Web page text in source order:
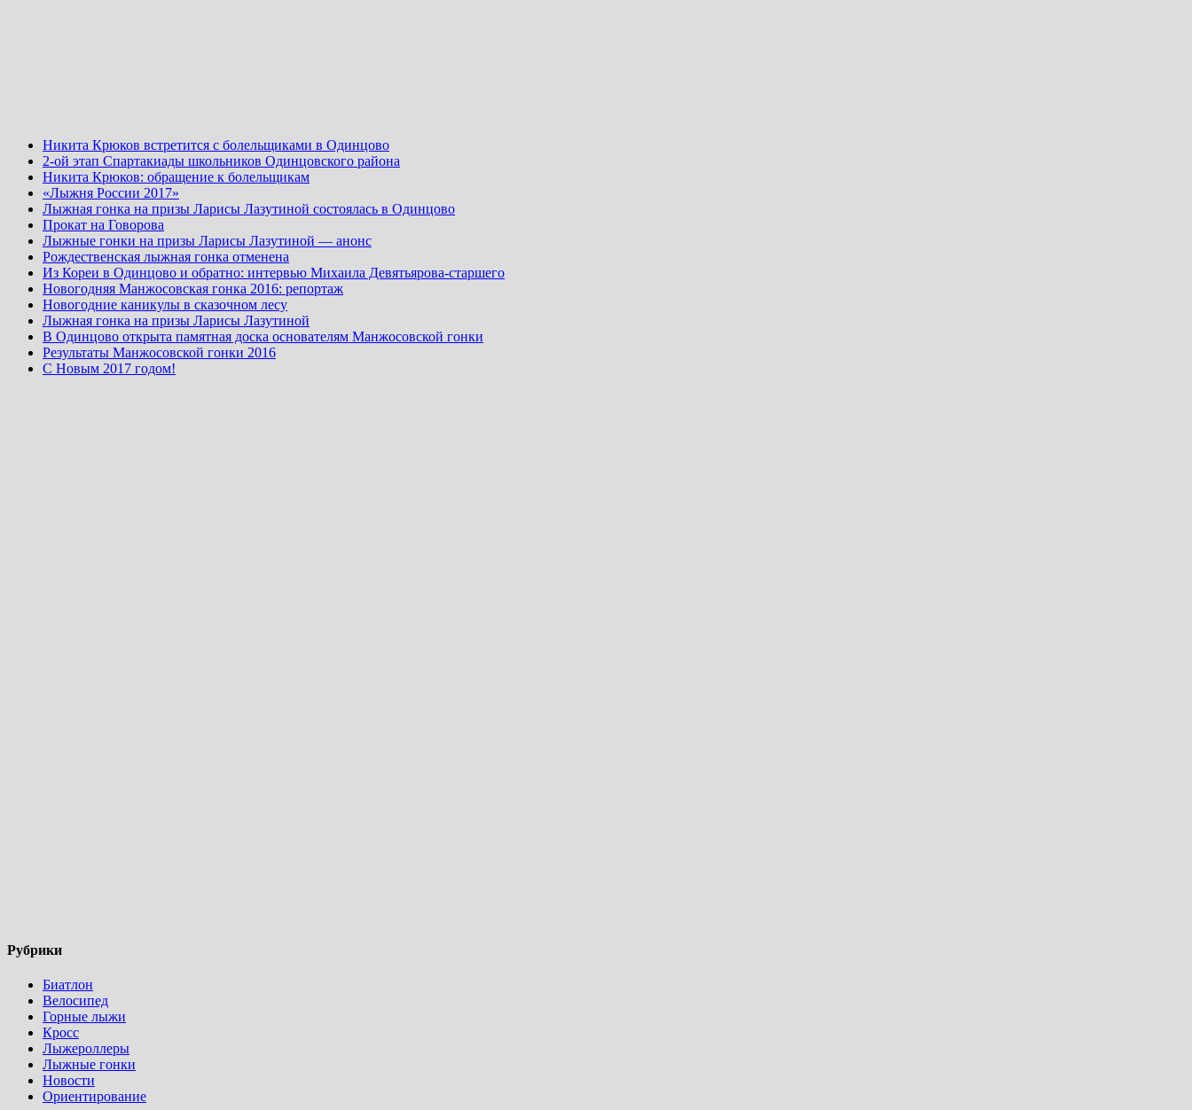
Никита Крюков встретится с болельщиками в Одинцово
2-ой этап Спартакиады школьников Одинцовского района
Никита Крюков: обращение к болельщикам
«Лыжня России 2017»
Лыжная гонка на призы Ларисы Лазутиной состоялась в Одинцово
Прокат на Говорова
Лыжные гонки на призы Ларисы Лазутиной — анонс
Рождественская лыжная гонка отменена
Из Кореи в Одинцово и обратно: интервью Михаила Девятьярова-старшего
Новогодняя Манжосовская гонка 2016: репортаж
Новогодние каникулы в сказочном лесу
Лыжная гонка на призы Ларисы Лазутиной
В Одинцово открыта памятная доска основателям Манжосовской гонки
Результаты Манжосовской гонки 2016
С Новым 2017 годом!
Рубрики
Биатлон
Велосипед
Горные лыжи
Кросс
Лыжероллеры
Лыжные гонки
Новости
Ориентирование